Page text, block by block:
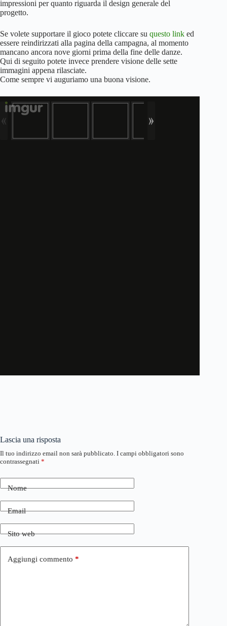
impressioni per quanto riguarda il design generale del
progetto.
Se volete supportare il gioco potete cliccare su questo link ed
essere reindirizzati alla pagina della campagna, al momento
mancano ancora nove giorni prima della fine delle danze.
Qui di seguito potete invece prendere visione delle sette
immagini appena rilasciate.
Come sempre vi auguriamo una buona visione.
Lascia una risposta
Il tuo indirizzo email non sarà pubblicato. I campi obbligatori sono
contrassegnati *
Nome
Email
Sito web
Aggiungi commento *